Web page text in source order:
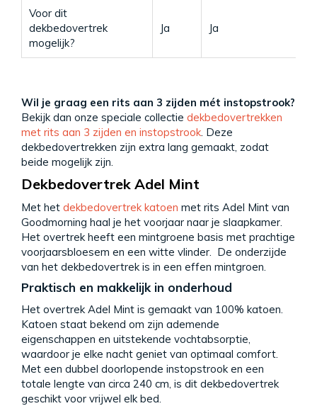
Voor dit
dekbedovertrek
mogelijk?
Ja Ja
Wil je graag een rits aan 3 zijden mét instopstrook?
Bekijk dan onze speciale collectie dekbedovertrekken
met rits aan 3 zijden en instopstrook . Deze
dekbedovertrekken zijn extra lang gemaakt, zodat
beide mogelijk zijn.
Dekbedovertrek Adel Mint
Met het dekbedovertrek katoen met rits Adel Mint van
Goodmorning haal je het voorjaar naar je slaapkamer.
Het overtrek heeft een mintgroene basis met prachtige
voorjaarsbloesem en een witte vlinder. De onderzijde
van het dekbedovertrek is in een effen mintgroen.
Praktisch en makkelijk in onderhoud
Het overtrek Adel Mint is gemaakt van 100% katoen.
Katoen staat bekend om zijn ademende
eigenschappen en uitstekende vochtabsorptie,
waardoor je elke nacht geniet van optimaal comfort.
Met een dubbel doorlopende instopstrook en een
totale lengte van circa 240 cm, is dit dekbedovertrek
geschikt voor vrijwel elk bed.